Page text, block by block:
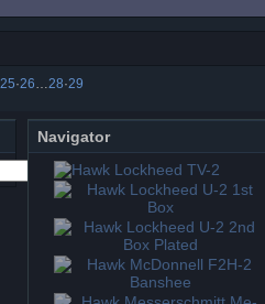
25·26 28·29
Navigator